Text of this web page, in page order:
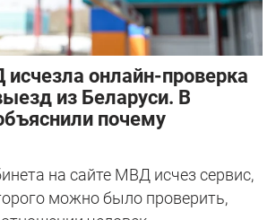
онлайн-проверка
из Беларуси. В
почему
на сайте МВД исчез сервис,
можно было проверить,